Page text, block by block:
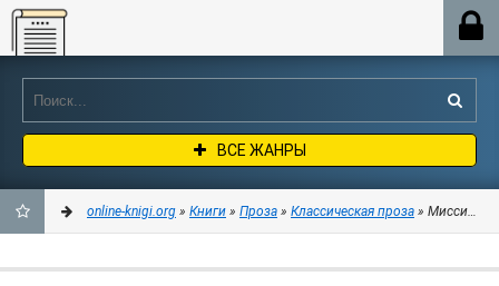
Online-knigi.org
ВСЕ ЖАНРЫ
online-knigi.org » Книги » Проза » Классическая проза » Миссис